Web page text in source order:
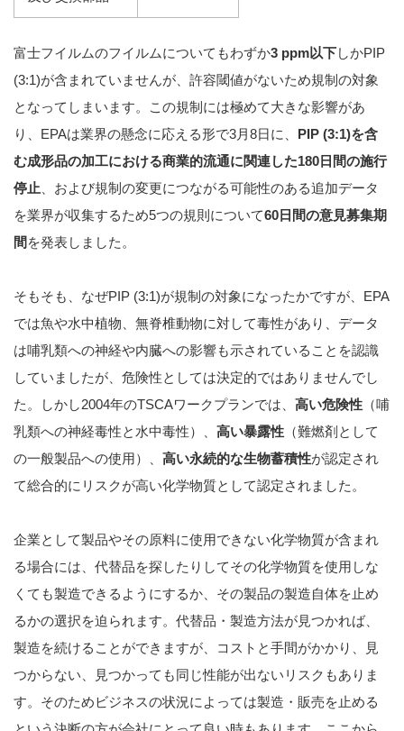
富士フイルムのフイルムについてもわずか3 ppm以下しかPIP
(3:1)が含まれていませんが、許容閾値がないため規制の対象
となってしまいます。この規制には極めて大きな影響があ
り、EPAは業界の懸念に応える形で3月8日に、 PIP (3:1)を含
む成形品の加工における商業的流通に関連した180日間の施行
停止 、および規制の変更につながる可能性のある追加データ
を業界が収集するため5つの規則について60日間の意見募集期
間 を発表しました。
そもそも、なぜPIP (3:1)が規制の対象になったかですが、EPA
では魚や水中植物、無脊椎動物に対して毒性があり、データ
は哺乳類への神経や内臓への影響も示されていることを認識
していましたが、危険性としては決定的ではありませんでし
た。しかし2004年のTSCAワークプランでは、 高い危険性 （哺
乳類への神経毒性と水中毒性）、 高い暴露性 （難燃剤として
の一般製品への使用）、 高い永続的な生物蓄積性が認定され
て総合的にリスクが高い化学物質として認定されました。
企業として製品やその原料に使用できない化学物質が含まれ
る場合には、代替品を探したりしてその化学物質を使用しな
くても製造できるようにするか、その製品の製造自体を止め
るかの選択を迫られます。代替品・製造方法が見つかれば、
製造を続けることができますが、コストと手間がかかり、見
つからない、見つかっても同じ性能が出ないリスクもありま
す。そのためビジネスの状況によっては製造・販売を止める